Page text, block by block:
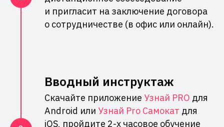
и пригласит на заключение договора
о сотрудничестве (в офис или онлайн).
Вводный инструктаж
Скачайте приложение Узнай PRO для
Android или Узнай Pro Самокат для
iOS, пройдите 2-х часовое обучение